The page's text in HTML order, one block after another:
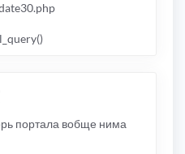
портала вобще нима